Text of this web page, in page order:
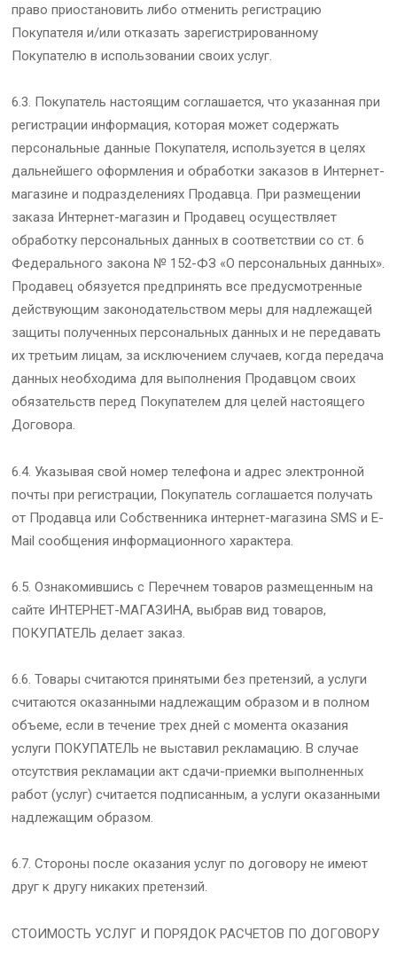
право приостановить либо отменить регистрацию
Покупателя и/или отказать зарегистрированному
Покупателю в использовании своих услуг.
6.3. Покупатель настоящим соглашается, что указанная при
регистрации информация, которая может содержать
персональные данные Покупателя, используется в целях
дальнейшего оформления и обработки заказов в Интернет-
магазине и подразделениях Продавца. При размещении
заказа Интернет-магазин и Продавец осуществляет
обработку персональных данных в соответствии со ст. 6
Федерального закона № 152-ФЗ «О персональных данных».
Продавец обязуется предпринять все предусмотренные
действующим законодательством меры для надлежащей
защиты полученных персональных данных и не передавать
их третьим лицам, за исключением случаев, когда передача
данных необходима для выполнения Продавцом своих
обязательств перед Покупателем для целей настоящего
Договора.
6.4. Указывая свой номер телефона и адрес электронной
почты при регистрации, Покупатель соглашается получать
от Продавца или Собственника интернет-магазина SMS и E-
Mail сообщения информационного характера.
6.5. Ознакомившись с Перечнем товаров размещенным на
сайте ИНТЕРНЕТ-МАГАЗИНА, выбрав вид товаров,
ПОКУПАТЕЛЬ делает заказ.
6.6. Товары считаются принятыми без претензий, а услуги
считаются оказанными надлежащим образом и в полном
объеме, если в течение трех дней с момента оказания
услуги ПОКУПАТЕЛЬ не выставил рекламацию. В случае
отсутствия рекламации акт сдачи-приемки выполненных
работ (услуг) считается подписанным, а услуги оказанными
надлежащим образом.
6.7. Стороны после оказания услуг по договору не имеют
друг к другу никаких претензий.
СТОИМОСТЬ УСЛУГ И ПОРЯДОК РАСЧЕТОВ ПО ДОГОВОРУ